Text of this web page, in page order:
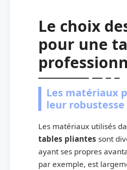
Le choix
pour une
Les matériaux
leur robustesse
Les matériaux utilisés
tables pliantes sont
ayant ses propres
par exemple, est